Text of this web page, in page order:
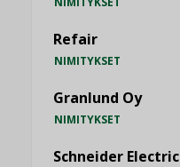
Refair
NIMITYKSET
Granlund Oy
NIMITYKSET
Schneider Electric